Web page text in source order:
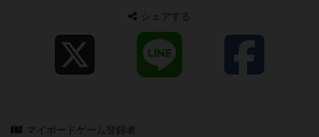
シェアする
マイボードゲーム登録者